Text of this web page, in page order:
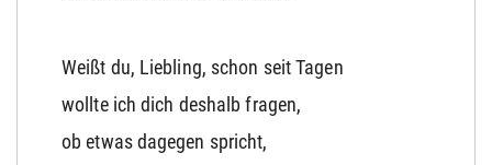
Weißt du, Liebling, schon seit Tagen
wollte ich dich deshalb fragen,
ob etwas dagegen spricht,